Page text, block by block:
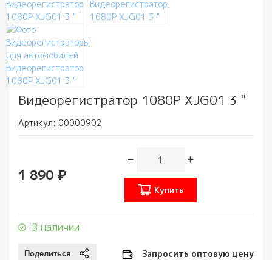
Видеорегистратор 1080P XJG01 3 "
Артикул: 00000902
1 890 ₽
Купить
В наличии
Запросить оптовую цену